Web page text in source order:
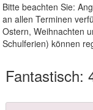
Bitte beachten Sie:
an allen Terminen
Ostern, Weihnachten
Schulferien) können
Fantastisch: